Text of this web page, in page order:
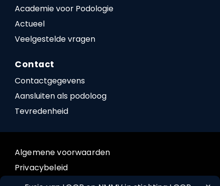
Academie voor Podologie
Actueel
Veelgestelde vragen
Contact
Contactgegevens
Aansluiten als podoloog
Tevredenheid
Algemene voorwaarden
Privacybeleid
Cookiebeleid